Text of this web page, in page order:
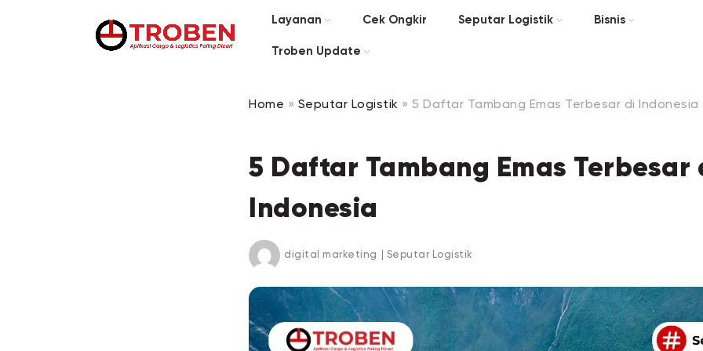
Layanan Cek Ongkir Seputar Logistik Bisnis
Troben Update
Home » Seputar Logistik » 5 Daftar Tambang Emas Terbesar di Indonesia
5 Daftar Tambang Emas Terbesar
Indonesia
digital marketing Seputar Logistik